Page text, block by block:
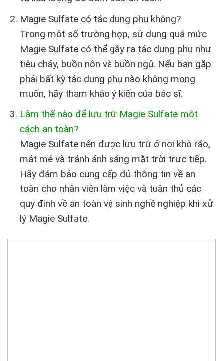
Magie Sulfate có tác dụng phụ không?
Trong một số trường hợp, sử dụng quá mức
Magie Sulfate có thể gây ra tác dụng phụ như
tiêu chảy, buồn nôn và buồn ngủ. Nếu bạn gặp
phải bất kỳ tác dụng phụ nào không mong
muốn, hãy tham khảo ý kiến của bác sĩ.
Làm thế nào để lưu trữ Magie Sulfate một
cách an toàn?
Magie Sulfate nên được lưu trữ ở nơi khô ráo,
mát mẻ và tránh ánh sáng mặt trời trực tiếp.
Hãy đảm bảo cung cấp đủ thông tin về an
toàn cho nhân viên làm việc và tuân thủ các
quy định về an toàn vệ sinh nghề nghiệp khi xử
lý Magie Sulfate.